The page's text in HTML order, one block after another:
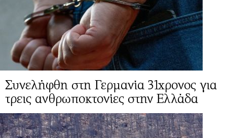
Συνελήφθη στη Γερμανία 31χρονος για
τρεις ανθρωποκτονίες στην Ελλάδα